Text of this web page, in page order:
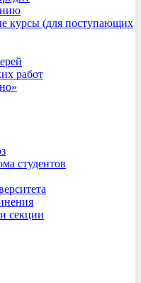
курсы (для поступающих
работ
студентов
секции